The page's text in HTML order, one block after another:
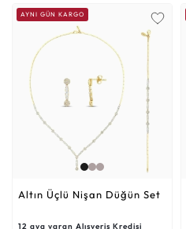
AYNI GÜN KARGO
Altın Üçlü Nişan Düğün Set
12 aya varan Alışveriş Kredisi